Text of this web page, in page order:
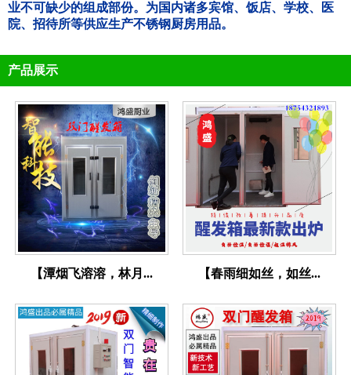
业不可缺少的组成部份。为国内诸多宾馆、饭店、学校、医
院、招待所等供应生产不锈钢厨房用品。
产品展示
【潭烟飞溶溶，林月... 【春雨细如丝，如丝...